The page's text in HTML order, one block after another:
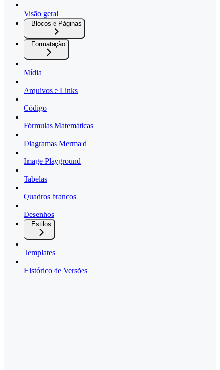
Visão geral
Blocos e Páginas
Formatação
Mídia
Arquivos e Links
Código
Fórmulas Matemáticas
Diagramas Mermaid
Image Playground
Tabelas
Quadros brancos
Desenhos
Estilos
Templates
Histórico de Versões